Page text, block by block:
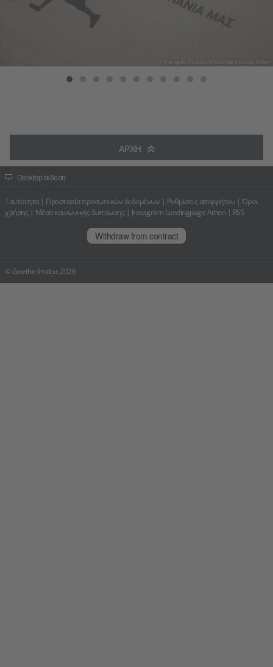
@ Vangelis Patsialos/Goethe-Institut Athen
ΑΡΧΉ
Desktop έκδοση
Ταυτότητα| Προστασία προσωπικών δεδομένων | Ρυθμίσεις απορρήτου| Όροι
χρήσης | Μέσα κοινωνικής δικτύωσης | Instagram Landingpage Athen | RSS
Withdraw from contract
© Goethe-Institut 2026